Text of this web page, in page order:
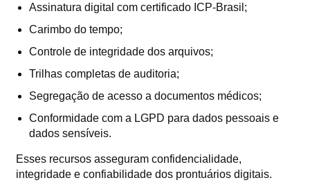
Assinatura digital com certificado ICP-Brasil;
Carimbo do tempo;
Controle de integridade dos arquivos;
Trilhas completas de auditoria;
Segregação de acesso a documentos médicos;
Conformidade com a LGPD para dados pessoais e
dados sensíveis.
Esses recursos asseguram confidencialidade,
integridade e confiabilidade dos prontuários digitais.